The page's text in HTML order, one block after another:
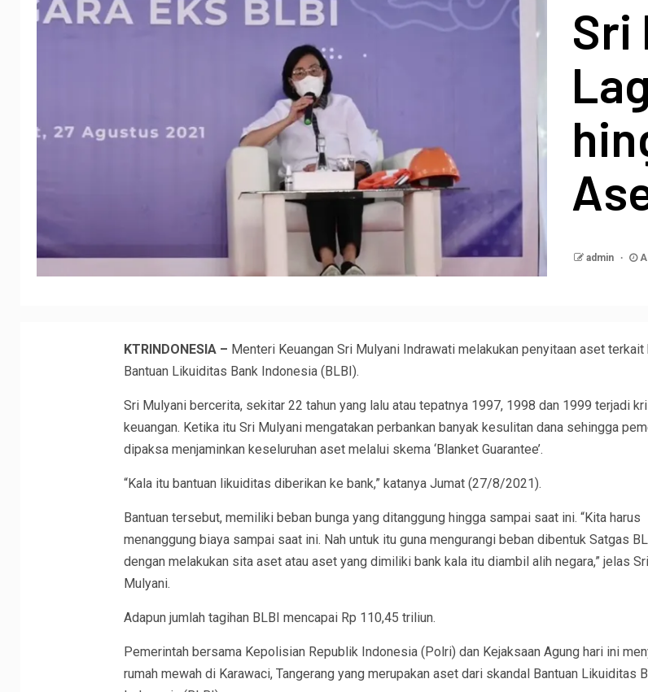
Sri
admin
KTRINDONESIA – Menteri Keuangan Sri Mulyani Indrawati melakukan penyitaan aset terkait
Bantuan Likuiditas Bank Indonesia (BLBI).
Sri Mulyani bercerita, sekitar 22 tahun yang lalu atau tepatnya 1997, 1998 dan 1999 terjadi
keuangan. Ketika itu Sri Mulyani mengatakan perbankan banyak kesulitan dana sehingga
dipaksa menjaminkan keseluruhan aset melalui skema ‘Blanket Guarantee’.
“Kala itu bantuan likuiditas diberikan ke bank,” katanya Jumat (27/8/2021).
Bantuan tersebut, memiliki beban bunga yang ditanggung hingga sampai saat ini. “Kita harus
menanggung biaya sampai saat ini. Nah untuk itu guna mengurangi beban dibentuk Satgas
dengan melakukan sita aset atau aset yang dimiliki bank kala itu diambil alih negara,” jelas Sri
Mulyani.
Adapun jumlah tagihan BLBI mencapai Rp 110,45 triliun.
Pemerintah bersama Kepolisian Republik Indonesia (Polri) dan Kejaksaan Agung hari ini
rumah mewah di Karawaci, Tangerang yang merupakan aset dari skandal Bantuan Likuiditas